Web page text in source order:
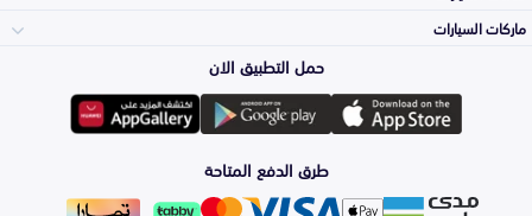
المكائن، القيرات
وملحقاتها
الشمعات
والاصطبات (الاضاءة)
لوازم الرحلات
الأكثر مبيعاً
ماركات السيارات
تويوتا
هيونداي
حمل التطبيق الان
طرق الدفع المتاحة